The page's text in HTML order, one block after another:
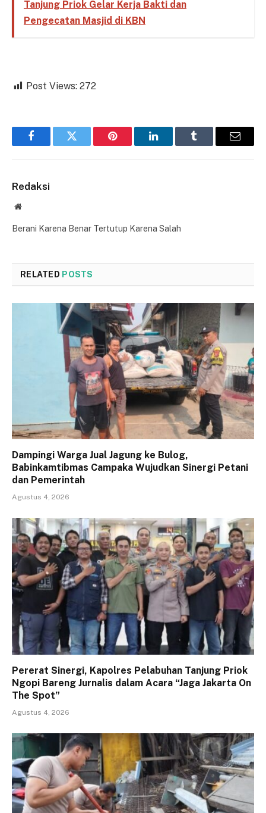
Tanjung Priok Gelar Kerja Bakti dan
Pengecatan Masjid di KBN
Post Views: 272
FacebookTwitter Pinterest LinkedInTumblr Email
Redaksi
Website
Berani Karena Benar Tertutup Karena Salah
RELATED POSTS
Dampingi Warga Jual Jagung ke Bulog,
Babinkamtibmas Campaka Wujudkan Sinergi Petani
dan Pemerintah
Agustus 4, 2026
Pererat Sinergi, Kapolres Pelabuhan Tanjung Priok
Ngopi Bareng Jurnalis dalam Acara “Jaga Jakarta On
The Spot”
Agustus 4, 2026